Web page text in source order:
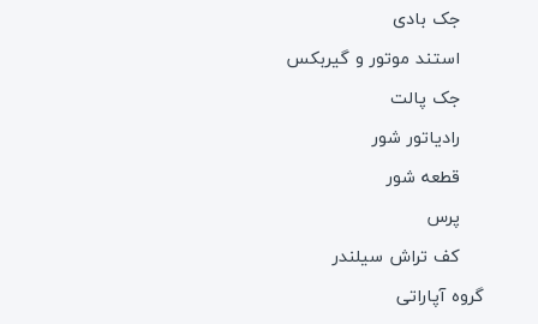
جک بادی
استند موتور و گیربکس
جک پالت
رادیاتور شور
قطعه شور
پرس
کف تراش سیلندر
گروه آپاراتی